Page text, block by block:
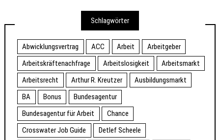
Schlagwörter
Abwicklungsvertrag ACC Arbeit
Arbeitgeber
Arbeitskräftenachfrage
Arbeitslosigkeit
Arbeitsmarkt
Arbeitsrecht
Arthur R. Kreutzer
Ausbildungsmarkt
BA
Bonus
Bundesagentur
Bundesagentur für Arbeit
Chance
Crosswater Job Guide
Detlef Scheele